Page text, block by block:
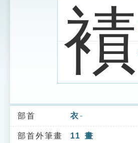
索引選單
知識索引
襀
部首 衣 ㄧ
部首外筆畫 11 畫